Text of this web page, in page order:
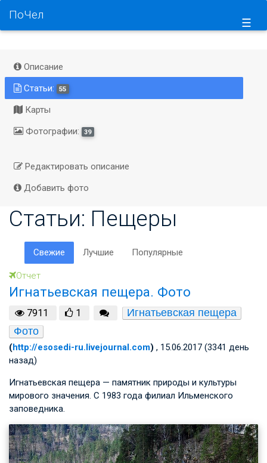
☰
ПоЧел
Описание
Статьи:
55
Карты
Фотографии:
39
Редактировать описание
Добавить фото
Статьи: Пещеры
Свежие Лучшие Популярные
Отчет
Игнатьевская пещера. Фото
7911 1
Игнатьевская пещера
Фото
(http://esosedi-ru.livejournal.com) , 15.06.2017 (3341 день
назад)
Игнатьевская пещера — памятник природы и культуры
мирового значения. С 1983 года филиал Ильменского
заповедника.